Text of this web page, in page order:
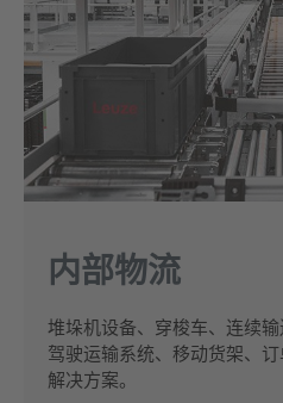
内部物流
堆垛机设备、穿梭车、连续
驾驶运输系统、移动货架、
解决方案。